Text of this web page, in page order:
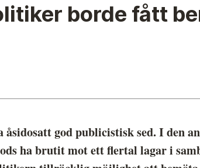
hos MO
MO kan pröva
Övrigt
Den
Jobba hos
borde fått
god publicistisk sed. I den
ha brutit mot ett flertal lagar i